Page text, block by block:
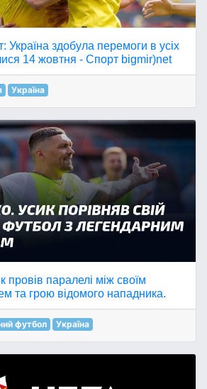
здобула перемоги в усіх
14 жовтня - Спорт bigmir)net
Україна
паралелі між своїм
та грою відомого нападника.
футбол Україна